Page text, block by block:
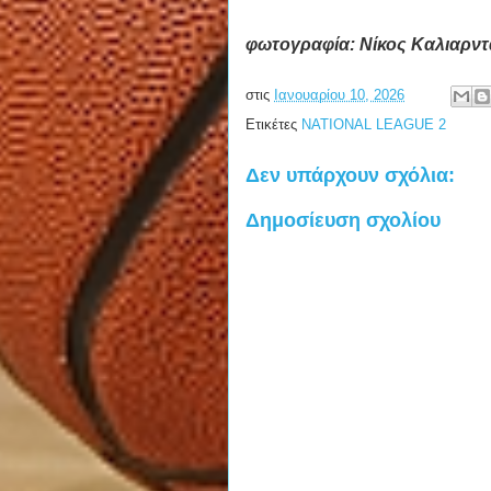
φωτογραφία: Νίκος
στις Ιανουαρίου 10, 2026
Ετικέτες NATIONAL LEAGUE 2
Δεν υπάρχουν σχόλια:
Δημοσίευση σχολίου